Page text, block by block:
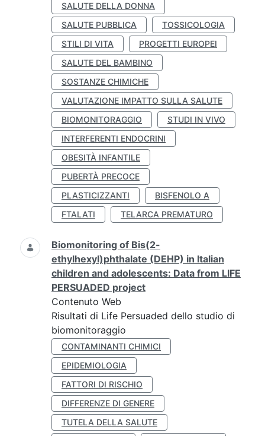
SALUTE DELLA DONNA
SALUTE PUBBLICA
TOSSICOLOGIA
STILI DI VITA
PROGETTI EUROPEI
SALUTE DEL BAMBINO
SOSTANZE CHIMICHE
VALUTAZIONE IMPATTO SULLA SALUTE
BIOMONITORAGGIO
STUDI IN VIVO
INTERFERENTI ENDOCRINI
OBESITÀ INFANTILE
PUBERTÀ PRECOCE
PLASTICIZZANTI
BISFENOLO A
FTALATI
TELARCA PREMATURO
Biomonitoring of Bis(2-
ethylhexyl)phthalate (DEHP) in Italian
children and adolescents: Data from LIFE
PERSUADED project
Contenuto Web
Risultati di Life Persuaded dello studio di
biomonitoraggio
CONTAMINANTI CHIMICI
EPIDEMIOLOGIA
FATTORI DI RISCHIO
DIFFERENZE DI GENERE
TUTELA DELLA SALUTE